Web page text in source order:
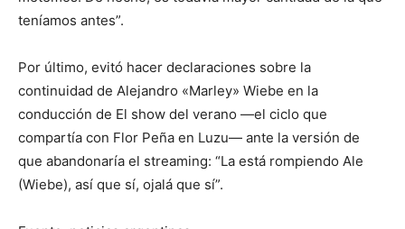
teníamos antes”.
Por último, evitó hacer declaraciones sobre la
continuidad de Alejandro «Marley» Wiebe en la
conducción de El show del verano —el ciclo que
compartía con Flor Peña en Luzu— ante la versión de
que abandonaría el streaming: “La está rompiendo Ale
(Wiebe), así que sí, ojalá que sí”.